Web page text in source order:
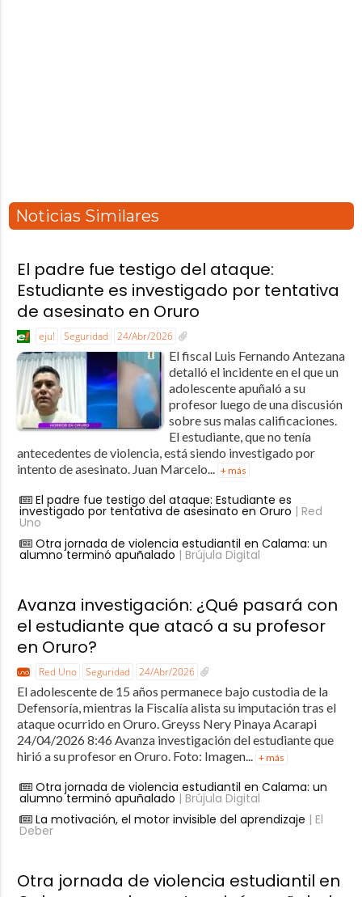
Noticias Similares
El padre fue testigo del ataque:
Estudiante es investigado por tentativa
de asesinato en Oruro
eju! Seguridad 24/Abr/2026
El fiscal Luis Fernando Antezana
detalló el incidente en el que un
adolescente apuñaló a su
profesor luego de una discusión
sobre sus malas calificaciones.
El estudiante, que no tenía
antecedentes de violencia, está siendo investigado por
intento de asesinato. Juan Marcelo... + más
El padre fue testigo del ataque: Estudiante es
investigado por tentativa de asesinato en Oruro | Red
Uno
Otra jornada de violencia estudiantil en Calama: un
alumno terminó apuñalado | Brújula Digital
Avanza investigación: ¿Qué pasará con
el estudiante que atacó a su profesor
en Oruro?
Red Uno Seguridad 24/Abr/2026
El adolescente de 15 años permanece bajo custodia de la
Defensoría, mientras la Fiscalía alista su imputación tras el
ataque ocurrido en Oruro. Greyss Nery Pinaya Acarapi
24/04/2026 8:46 Avanza investigación del estudiante que
hirió a su profesor en Oruro. Foto: Imagen...
+ más
Otra jornada de violencia estudiantil en Calama: un
alumno terminó apuñalado | Brújula Digital
La motivación, el motor invisible del aprendizaje | El
Deber
Otra jornada de violencia estudiantil en